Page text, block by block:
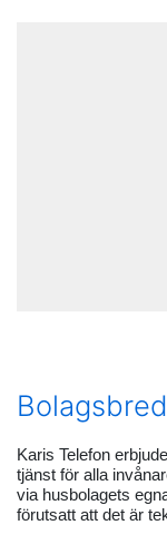
Karis Telefon
tjänst för alla
via husbolagets
förutsatt att det är